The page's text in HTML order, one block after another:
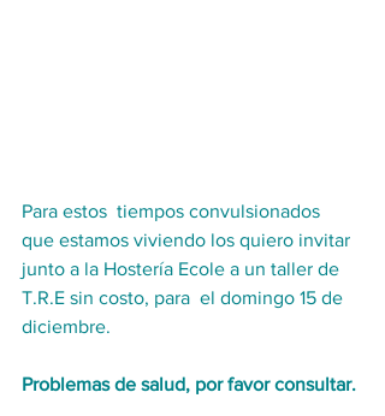
Para estos  tiempos convulsionados
que estamos viviendo los quiero invitar
junto a la Hostería Ecole a un taller de
T.R.E sin costo, para  el domingo 15 de
diciembre.
Problemas de salud, por favor consultar.